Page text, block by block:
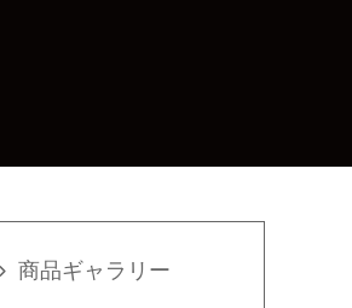
商品ギャラリー